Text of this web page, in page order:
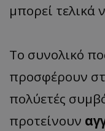
μπορεί τελικά
Το συνολικό
προσφέρουν
πολύετές
προτείνουν